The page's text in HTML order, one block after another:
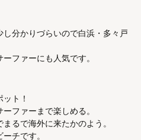
分かりづらいので白浜・多々戸
ファーにも人気です。
ト！
ファーまで楽しめる。
るで海外に来たかのよう。
チです。